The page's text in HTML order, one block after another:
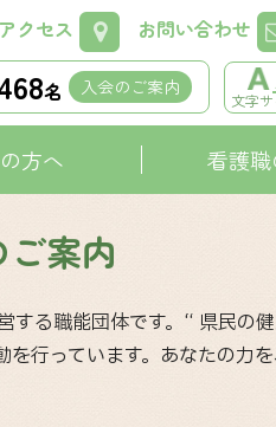
クセス お問い合わせ
名 入会のご案内
文字
方へ 看護
案内
る職能団体です。“ 県民の
行っています。あなたの力